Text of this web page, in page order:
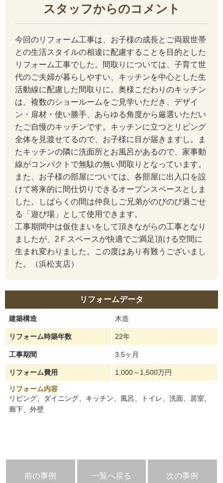
スタッフからのコメント
今回のリフォーム工事は、お子様の成長とご両親世帯
との生活スタイルの相違に配慮することを目的とした
リフォーム工事でした。間取りについては、子育て世
代のご夫婦が暮らしやすい、キッチンを中心とした生
活動線に配慮した間取りに。奥様こだわりのキッチン
は、複数のショールームをご見学いただき、デザイ
ン・扉材・使い勝手、あらゆる角度から厳選いただい
たご自慢のキッチンです。キッチンに立つとリビング
全体を見渡せてるので、お子様に目が届きますし。ま
たキッチンの隣に洗面所とお風呂があるので、家事動
線がコンパクトで無駄の無い間取りとなっています。
また、お子様の部屋については、各部屋に出入口を設
けて将来的に間仕切りできるオープンスペースとしま
した。しばらくの間は仲良しご兄弟がのびのび過ごせ
る「遊び場」として使用できます。
工事期間中は仮住まいをして頂きながらの工事となり
ましたが、2Ｆスペースが快適でご満足頂ける空間に
生まれ変わりました。この度はあり有難うございまし
た。（浜松支店）
リフォームデータ
建築構造 木造
リフォーム時築年数 22年
工事期間 3.5ヶ月
リフォーム費用 1,000～1,500万円
リフォーム内容
リビング、ダイニング、キッチン、風呂、トイレ、洗面、居室、
廊下、外壁
前の事例 一覧へ戻る 次の事例